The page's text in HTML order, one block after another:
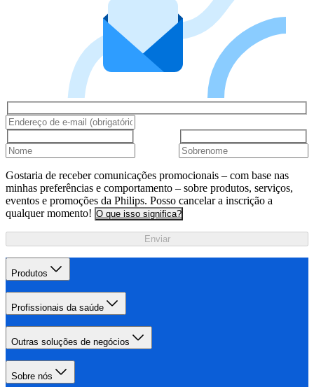
Gostaria de receber comunicações promocionais – com base nas
minhas preferências e comportamento – sobre produtos, serviços,
eventos e promoções da Philips. Posso cancelar a inscrição a
qualquer momento! O que isso significa?
Enviar
Produtos
Profissionais da saúde
Outras soluções de negócios
Sobre nós